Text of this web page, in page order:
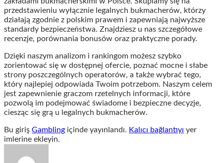
przedstawieniu wyłącznie legalnych bukmacherów, którzy
działają zgodnie z polskim prawem i zapewniają najwyższe
standardy bezpieczeństwa. Znajdziesz u nas szczegółowe
recenzje, porównania bonusów oraz praktyczne porady.
Dzięki naszym analizom i rankingom możesz szybko
zorientować się w dostępnej ofercie, poznać mocne i słabe
strony poszczególnych operatorów, a także wybrać tego,
który najlepiej odpowiada Twoim potrzebom. Naszym celem
jest zapewnienie graczom rzetelnych informacji, które
pozwolą im podejmować świadome i bezpieczne decyzje,
ciesząc się grą u legalnych bukmacherów.
Bu giriş Gambling içinde yayınlandı. Kalıcı bağlantıyı yer
imlerine ekleyin.